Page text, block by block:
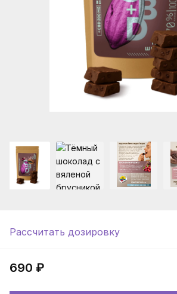
Рассчитать дозировку
690 ₽